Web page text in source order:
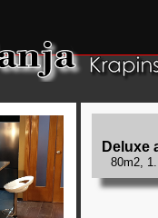
Deluxe
80m2,